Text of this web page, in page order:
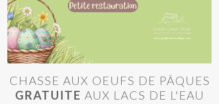
CHASSE AUX OEUFS DE PÂQUES
GRATUITE AUX LACS DE L'EAU